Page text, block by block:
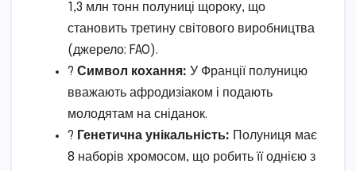
1,3 млн тонн полуниці щороку, що
становить третину світового виробництва
(джерело: FAO).
? Символ кохання: У Франції полуницю
вважають афродизіаком і подають
молодятам на сніданок.
? Генетична унікальність: Полуниця має
8 наборів хромосом, що робить її однією з